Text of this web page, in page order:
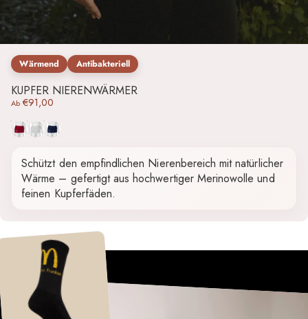
Wärmend Antibakteriell
KUPFER NIERENWÄRMER
Ab €91,00
RotWeißDunkelblau
Schützt den empfindlichen Nierenbereich mit natürlicher
Wärme – gefertigt aus hochwertiger Merinowolle und
feinen Kupferfäden.